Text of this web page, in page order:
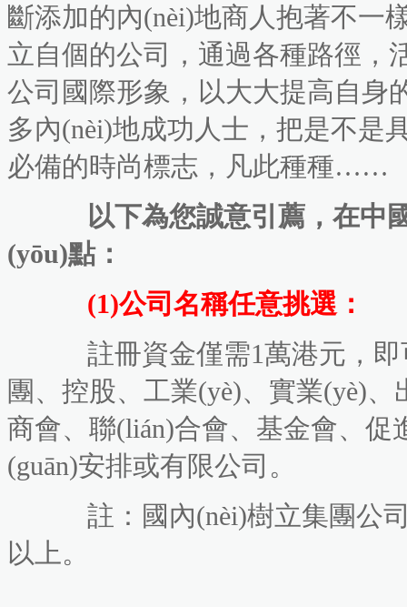
斷添加的內(nèi)地商人抱著不一
立自個的公司，通過各種路徑，
公司國際形象，以大大提高自身
多內(nèi)地成功人士，把是不
必備的時尚標志，凡此種種……
以下為您誠意引薦，在
(yōu)點：
(1)公司名稱任意挑選：
註冊資金僅需1萬港元，即
團、控股、工業(yè)、實業(yè)
商會、聯(lián)合會、基金會
(guān)安排或有限公司。
註：國內(nèi)樹立集團公司
以上。